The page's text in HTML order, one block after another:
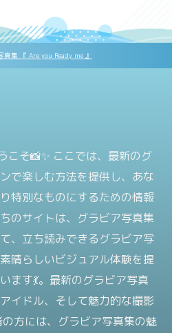
集 『 Are you Ready me 』
こそ📸✨ ここでは、最新のグ
で楽しむ方法を提供し、あな
特別なものにするための情報
のサイトは、グラビア写真集
、立ち読みできるグラビア写
晴らしいビジュアル体験を提
ます💃。最新のグラビア写真
イドル、そして魅力的な撮影
方には、グラビア写真集の魅